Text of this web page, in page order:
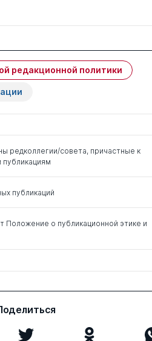
редакционной политики
редколлегии/совета, причастные к
публикаций
Положение о публикационной этике и